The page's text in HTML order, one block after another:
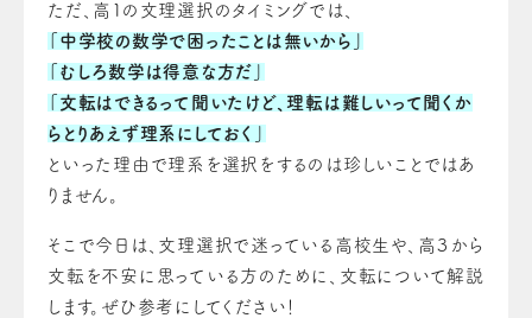
ただ、高１の文理選択のタイミングでは、
「中学校の数学で困ったことは無いから」
「むしろ数学は得意な方だ」
「文転はできるって聞いたけど、理転は難しいって聞くか
らとりあえず理系にしておく」
といった理由で理系を選択をするのは珍しいことではあ
りません。
そこで今日は、文理選択で迷っている高校生や、高３から
文転を不安に思っている方のために、文転について解説
します。ぜひ参考にしてください！